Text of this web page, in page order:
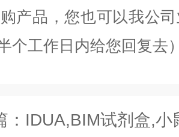
产品，您也可以我公
个工作日内给您回复去
： IDUA,BIM试剂盒,小鼠αL艾